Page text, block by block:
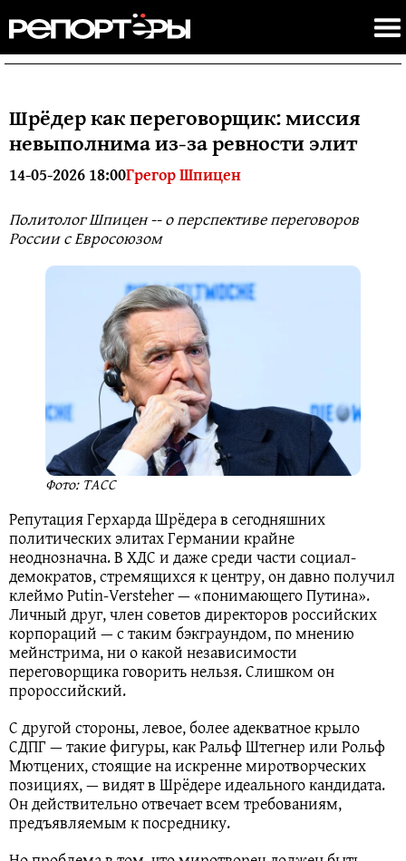
Шрёдер как переговорщик: миссия
невыполнима из-за ревности элит
14-05-2026 18:00Грегор Шпицен
Политолог Шпицен -- о перспективе переговоров
России с Евросоюзом
Фото: ТАСС
Репутация Герхарда Шрёдера в сегодняшних
политических элитах Германии крайне
неоднозначна. В ХДС и даже среди части социал-
демократов, стремящихся к центру, он давно получил
клеймо Putin-Versteher — «понимающего Путина».
Личный друг, член советов директоров российских
корпораций — с таким бэкграундом, по мнению
мейнстрима, ни о какой независимости
переговорщика говорить нельзя. Слишком он
пророссийский.
С другой стороны, левое, более адекватное крыло
СДПГ — такие фигуры, как Ральф Штегнер или Рольф
Мютцених, стоящие на искренне миротворческих
позициях, — видят в Шрёдере идеального кандидата.
Он действительно отвечает всем требованиям,
предъявляемым к посреднику.